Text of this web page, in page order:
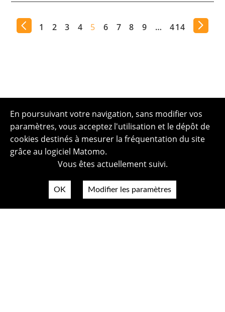
1 2 3 4 5 6 7 8 9 … 414
En poursuivant votre navigation, sans modifier vos
paramètres, vous acceptez l'utilisation et le dépôt de
cookies destinés à mesurer la fréquentation du site
grâce au logiciel Matomo.
Vous êtes actuellement suivi.
OK Modifier les paramètres